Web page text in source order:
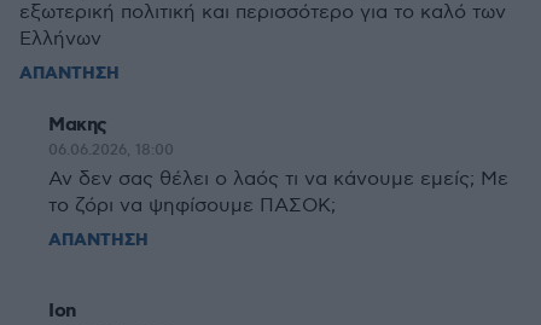
εξωτερική πολιτική και περισσότερο για το καλό των
Ελλήνων
ΑΠΑΝΤΗΣΗ
Μακης
06.06.2026, 18:00
Αν δεν σας θέλει ο λαός τι να κάνουμε εμείς; Με
το ζόρι να ψηφίσουμε ΠΑΣΟΚ;
ΑΠΑΝΤΗΣΗ
Ion